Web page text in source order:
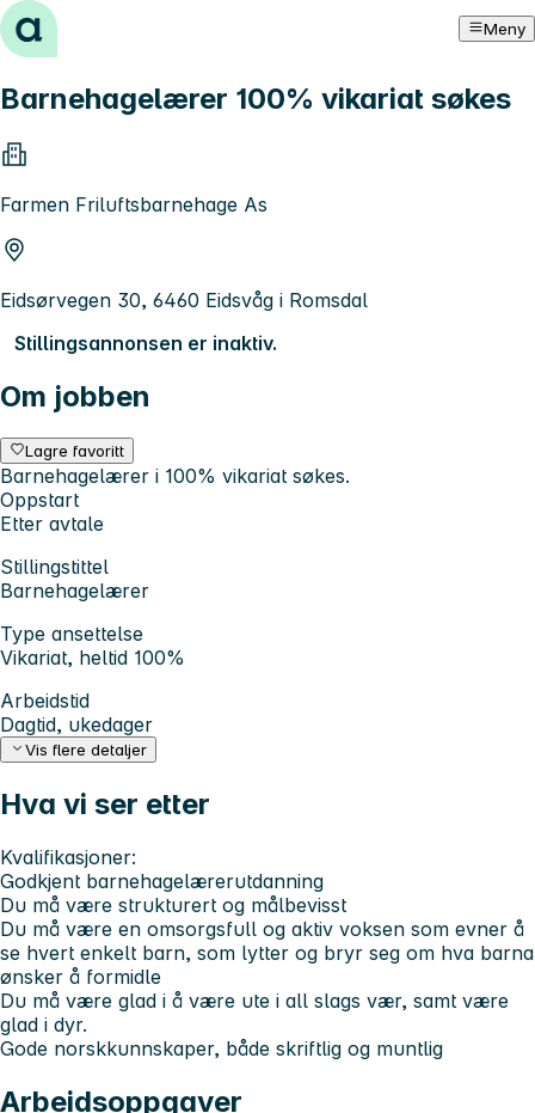
Hopp til innhold Meny
Barnehagelærer 100% vikariat søkes
Farmen Friluftsbarnehage As
Eidsørvegen 30, 6460 Eidsvåg i Romsdal
Stillingsannonsen er inaktiv.
Om jobben
Lagre favoritt
Barnehagelærer i 100% vikariat søkes.
Oppstart
Etter avtale
Stillingstittel
Barnehagelærer
Type ansettelse
Vikariat, heltid 100%
Arbeidstid
Dagtid, ukedager
Vis flere detaljer
Hva vi ser etter
Kvalifikasjoner:
Godkjent barnehagelærerutdanning
Du må være strukturert og målbevisst
Du må være en omsorgsfull og aktiv voksen som evner å
se hvert enkelt barn, som lytter og bryr seg om hva barna
ønsker å formidle
Du må være glad i å være ute i all slags vær, samt være
glad i dyr.
Gode norskkunnskaper, både skriftlig og muntlig
Arbeidsoppgaver